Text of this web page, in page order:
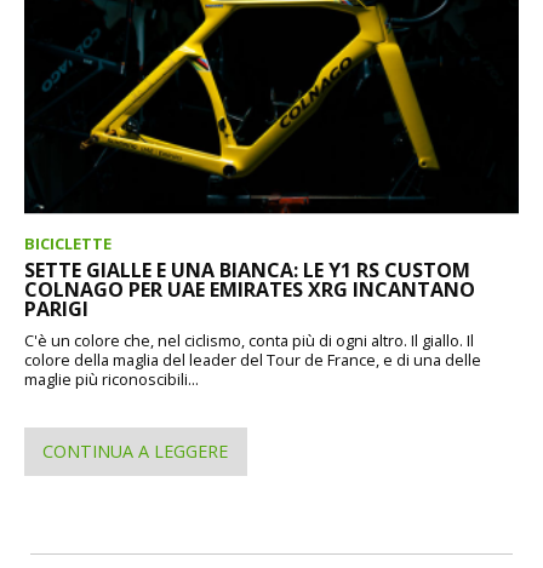
BICICLETTE
SETTE GIALLE E UNA BIANCA: LE Y1 RS CUSTOM
COLNAGO PER UAE EMIRATES XRG INCANTANO
PARIGI
C'è un colore che, nel ciclismo, conta più di ogni altro. Il giallo. Il
colore della maglia del leader del Tour de France, e di una delle
maglie più riconoscibili...
CONTINUA A LEGGERE